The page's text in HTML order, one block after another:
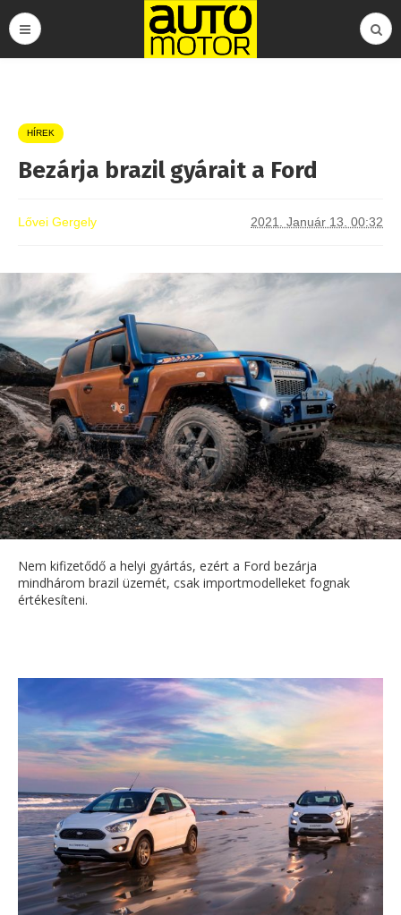
HÍREK
Bezárja brazil gyárait a Ford
Lővei Gergely 2021. Január 13. 00:32
Nem kifizetődő a helyi gyártás, ezért a Ford bezárja
mindhárom brazil üzemét, csak importmodelleket fognak
értékesíteni.